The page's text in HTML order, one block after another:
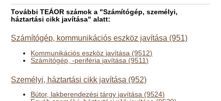
További TEÁOR számok a "Számítógép, személyi,
háztartási cikk javítása" alatt:
Számítógép, kommunikációs eszköz javítása (951)
Kommunikációs eszköz javítása (9512)
Számítógép, -periféria javítása (9511)
Személyi, háztartási cikk javítása (952)
Bútor, lakberendezési tárgy javítása (9524)